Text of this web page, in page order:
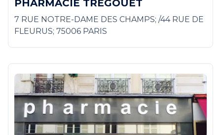
PHARMACIE TREGOUET
7 RUE NOTRE-DAME DES CHAMPS; /44 RUE DE
FLEURUS; 75006 PARIS